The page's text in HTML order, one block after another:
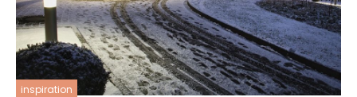
inspiration